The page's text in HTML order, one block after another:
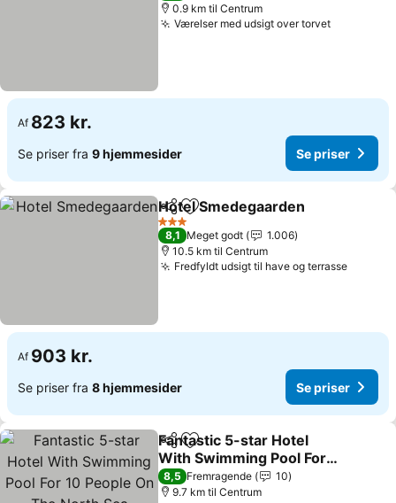
0.9 km til Centrum
Værelser med udsigt over torvet
Af 823 kr.
Se priser fra 9 hjemmesider Se priser
Del Føj til favoritter
Hotel Smedegaarden
3 Stjerner
8,1 Meget godt
1.006
10.5 km til Centrum
Fredfyldt udsigt til have og terrasse
Af 903 kr.
Se priser fra 8 hjemmesider Se priser
Del Føj til favoritter
Fantastic 5-star Hotel
With Swimming Pool For
10 People On The North
Sea
8,5 Fremragende
10
9.7 km til Centrum